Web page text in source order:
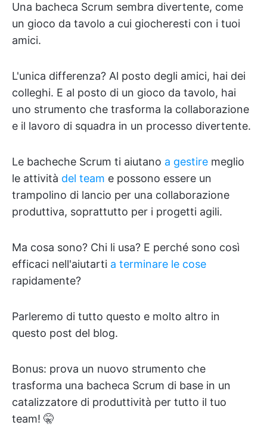
Una bacheca Scrum sembra divertente, come
un gioco da tavolo a cui giocheresti con i tuoi
amici.
L'unica differenza? Al posto degli amici, hai dei
colleghi. E al posto di un gioco da tavolo, hai
uno strumento che trasforma la collaborazione
e il lavoro di squadra in un processo divertente.
Le bacheche Scrum ti aiutano a gestire meglio
le attività del team e possono essere un
trampolino di lancio per una collaborazione
produttiva, soprattutto per i progetti agili.
Ma cosa sono? Chi li usa? E perché sono così
efficaci nell'aiutarti a terminare le cose
rapidamente?
Parleremo di tutto questo e molto altro in
questo post del blog.
Bonus: prova un nuovo strumento che
trasforma una bacheca Scrum di base in un
catalizzatore di produttività per tutto il tuo
team! 🤫